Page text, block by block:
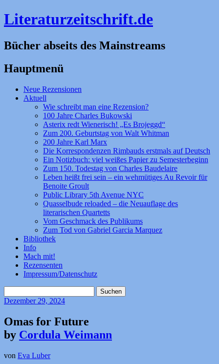
Literaturzeitschrift.de
Bücher abseits des Mainstreams
Hauptmenü
Zum
Inhalt
Neue Rezensionen
Aktuell
Wie schreibt man eine Rezension?
100 Jahre Charles Bukowski
Asterix redt Wienerisch! „Es Brojeggd“
Zum 200. Geburtstag von Walt Whitman
200 Jahre Karl Marx
Die Korrespondenzen Rimbauds erstmals auf Deutsch
Ein Notizbuch: viel weißes Papier zu Semesterbeginn
Zum 150. Todestag von Charles Baudelaire
Leben heißt frei sein – ein wehmütiges Au Revoir für
Benoite Groult
Public Library 5th Avenue NYC
Quasselbude reloaded – die Neuauflage des
literarischen Quartetts
Vom Geschmack des Publikums
Zum Tod von Gabriel Garcia Marquez
Bibliothek
Info
Mach mit!
Rezensenten
Impressum/Datenschutz
nach:
Dezember29, 2024
Omas for Future
by Cordula Weimann
von Eva Luber